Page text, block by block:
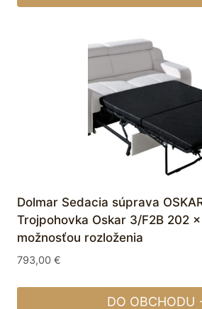
Dolmar Sedacia súprava
Trojpohovka Oskar 3/F2B 202
možnosťou rozloženia
793,00 €
DO OBCHODU